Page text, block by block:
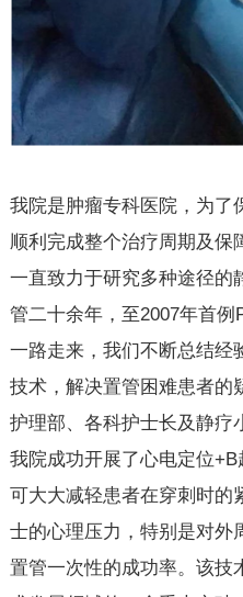
我院是肿瘤专科医院，为了
顺利完成整个治疗周期及保
一直致力于研究多种途径的
管二十余年，至2007年首例
一路走来，我们不断总结经
技术，解决置管困难患者的
护理部、各科护士长及静疗
我院成功开展了心电定位
可大大减轻患者在穿刺时的
士的心理压力，特别是对外
置管一次性的成功率。该技